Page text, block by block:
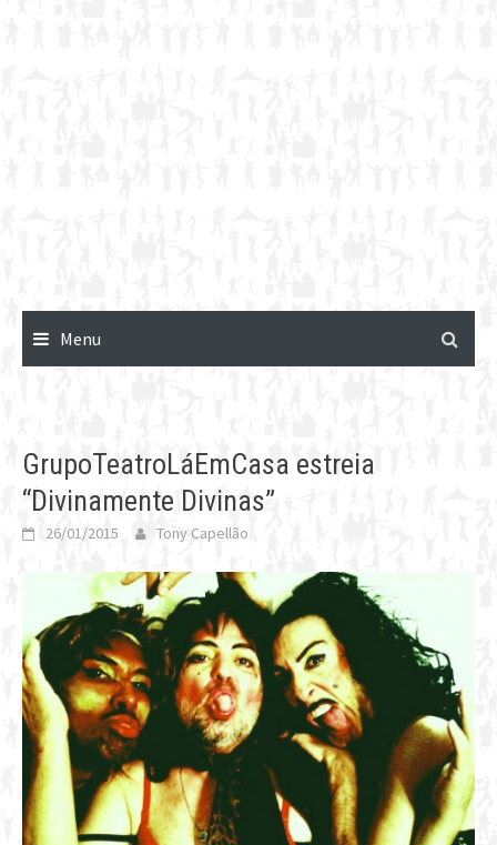
Menu
GrupoTeatroLáEmCasa estreia
“Divinamente Divinas”
26/01/2015 Tony Capellão